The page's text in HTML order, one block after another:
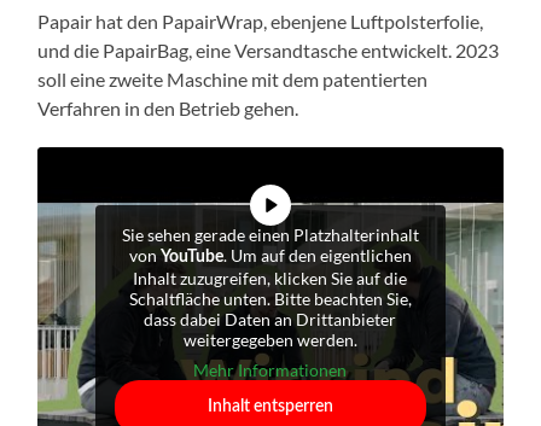
Papair hat den PapairWrap, ebenjene Luftpolsterfolie,
und die PapairBag, eine Versandtasche entwickelt. 2023
soll eine zweite Maschine mit dem patentierten
Verfahren in den Betrieb gehen.
Sie sehen gerade einen Platzhalterinhalt
von YouTube. Um auf den eigentlichen
Inhalt zuzugreifen, klicken Sie auf die
Schaltfläche unten. Bitte beachten Sie,
dass dabei Daten an Drittanbieter
weitergegeben werden.
Mehr Informationen
Inhalt entsperren